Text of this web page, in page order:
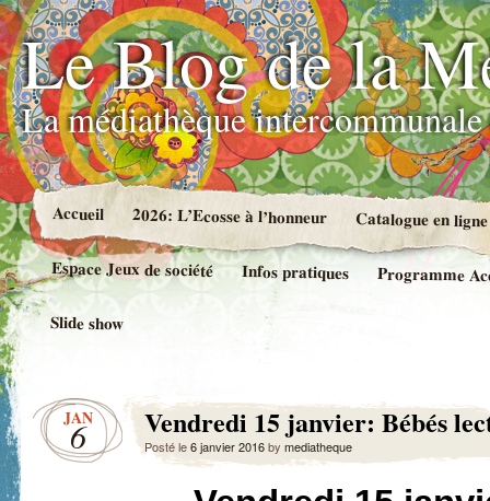
Le Blog de la
La médiathèque
Accueil 2026: L’Ecosse à l’honneur Catalogue en
Espace Jeux de société Infos pratiques Programme
Slide show
JAN
6 Vendredi 15 janvier: Bébés
Posté le6 janvier 2016by mediatheque